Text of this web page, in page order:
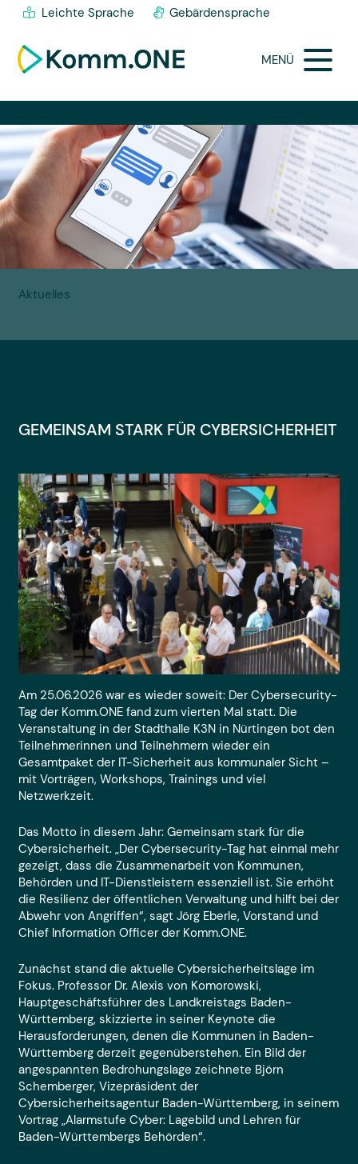
Leichte Sprache Gebärdensprache
MENÜ
Aktuelles
GEMEINSAM STARK FÜR CYBERSICHERHEIT
Am 25.06.2026 war es wieder soweit: Der Cybersecurity-
Tag der Komm.ONE fand zum vierten Mal statt. Die
Veranstaltung in der Stadthalle K3N in Nürtingen bot den
Teilnehmerinnen und Teilnehmern wieder ein
Gesamtpaket der IT-Sicherheit aus kommunaler Sicht –
mit Vorträgen, Workshops, Trainings und viel
Netzwerkzeit.
Das Motto in diesem Jahr: Gemeinsam stark für die
Cybersicherheit. „Der Cybersecurity-Tag hat einmal mehr
gezeigt, dass die Zusammenarbeit von Kommunen,
Behörden und IT-Dienstleistern essenziell ist. Sie erhöht
die Resilienz der öffentlichen Verwaltung und hilft bei der
Abwehr von Angriffen“, sagt Jörg Eberle, Vorstand und
Chief Information Officer der Komm.ONE.
Zunächst stand die aktuelle Cybersicherheitslage im
Fokus. Professor Dr. Alexis von Komorowski,
Hauptgeschäftsführer des Landkreistags Baden-
Württemberg, skizzierte in seiner Keynote die
Herausforderungen, denen die Kommunen in Baden-
Württemberg derzeit gegenüberstehen. Ein Bild der
angespannten Bedrohungslage zeichnete Björn
Schemberger, Vizepräsident der
Cybersicherheitsagentur Baden-Württemberg, in seinem
Vortrag „Alarmstufe Cyber: Lagebild und Lehren für
Baden-Württembergs Behörden“.